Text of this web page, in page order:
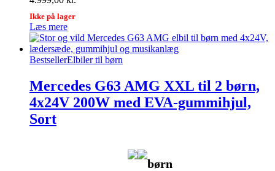
Ikke på lager
Læs mere
BestsellerElbiler til børn
Mercedes G63 AMG XXL til 2 børn,
4x24V 200W med EVA-gummihjul,
Sort
børn